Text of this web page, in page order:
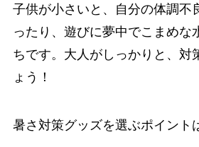
子供が小さいと、自分の体調不
ったり、遊びに夢中でこまめな
ちです。大人がしっかりと、対
ょう！
暑さ対策グッズを選ぶポイント